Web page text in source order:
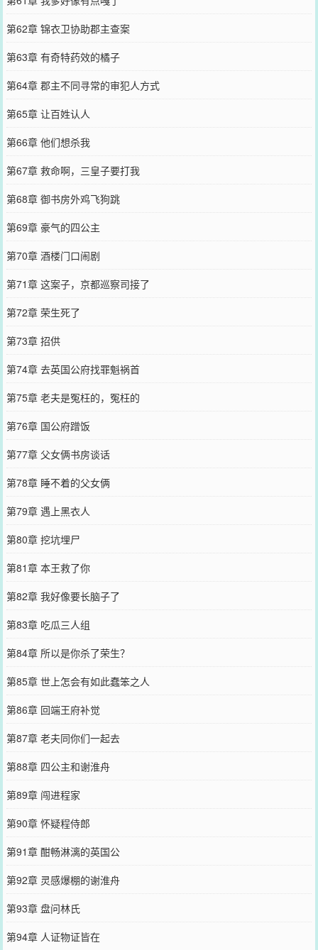
第62章 锦衣卫协助郡主查案
第63章 有奇特药效的橘子
第64章 郡主不同寻常的审犯人方式
第65章 让百姓认人
第66章 他们想杀我
第67章 救命啊，三皇子要打我
第68章 御书房外鸡飞狗跳
第69章 豪气的四公主
第70章 酒楼门口闹剧
第71章 这案子，京都巡察司接了
第72章 荣生死了
第73章 招供
第74章 去英国公府找罪魁祸首
第75章 老夫是冤枉的，冤枉的
第76章 国公府蹭饭
第77章 父女俩书房谈话
第78章 睡不着的父女俩
第79章 遇上黑衣人
第80章 挖坑埋尸
第81章 本王救了你
第82章 我好像要长脑子了
第83章 吃瓜三人组
第84章 所以是你杀了荣生？
第85章 世上怎会有如此蠢笨之人
第86章 回端王府补觉
第87章 老夫同你们一起去
第88章 四公主和谢淮舟
第89章 闯进程家
第90章 怀疑程侍郎
第91章 酣畅淋漓的英国公
第92章 灵感爆棚的谢淮舟
第93章 盘问林氏
第94章 人证物证皆在